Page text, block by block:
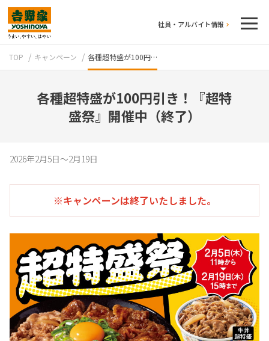
社員・アルバイト情報
テイクアウト
牛丼のこだわり 吉野家の歴史
TOP キャンペーン 各種超特盛が100円…
各種超特盛が100円引き！『超特
盛祭』開催中（終了）
2026年2月5日～2月19日
※キャンペーンは終了いたしました。